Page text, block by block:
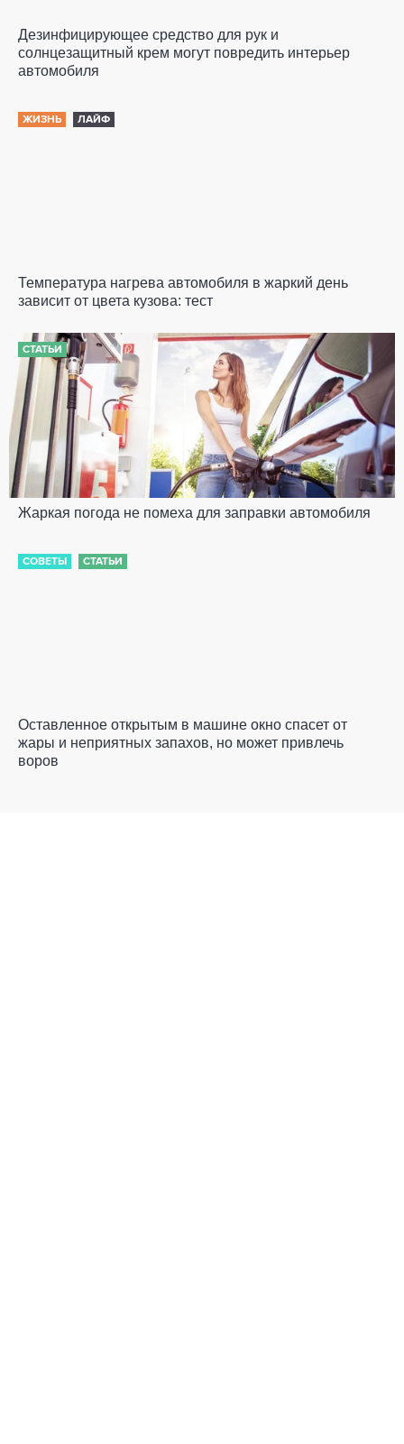
Дезинфицирующее средство для рук и
солнцезащитный крем могут повредить интерьер
автомобиля
ЖИЗНЬ ЛАЙФ
Температура нагрева автомобиля в жаркий день
зависит от цвета кузова: тест
СТАТЬИ
Жаркая погода не помеха для заправки автомобиля
СОВЕТЫ СТАТЬИ
Оставленное открытым в машине окно спасет от
жары и неприятных запахов, но может привлечь
воров